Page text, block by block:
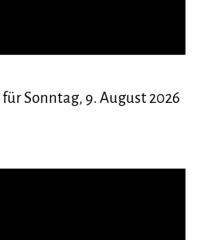
Sonntag, 9. August 2026